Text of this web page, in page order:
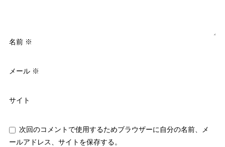
名前 ※
メール ※
サイト
次回のコメントで使用するためブラウザーに自分の名前、メ
ールアドレス、サイトを保存する。